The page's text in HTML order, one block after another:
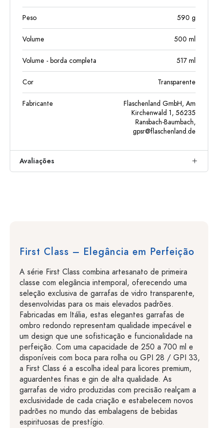
Peso 590 g
Volume 500 ml
Volume - borda completa 517 ml
Cor Transparente
Fabricante
Flaschenland GmbH, Am
Kirchenwald 1, 56235
Ransbach-Baumbach,
gpsr@flaschenland.de
Avaliações
First Class – Elegância em Perfeição
A série First Class combina artesanato de primeira
classe com elegância intemporal, oferecendo uma
seleção exclusiva de garrafas de vidro transparente,
desenvolvidas para os mais elevados padrões.
Fabricadas em Itália, estas elegantes garrafas de
ombro redondo representam qualidade impecável e
um design que une sofisticação e funcionalidade na
perfeição. Com uma capacidade de 250 a 700 ml e
disponíveis com boca para rolha ou GPI 28 / GPI 33,
a First Class é a escolha ideal para licores premium,
aguardentes finas e gin de alta qualidade. As
garrafas de vidro produzidas com precisão realçam a
exclusividade de cada criação e estabelecem novos
padrões no mundo das embalagens de bebidas
espirituosas de prestígio.